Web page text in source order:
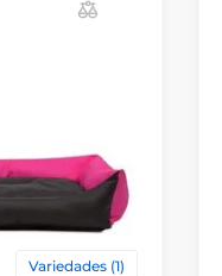
Variedades (1)